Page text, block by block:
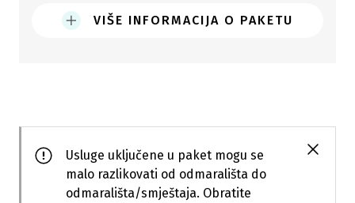
VIŠE INFORMACIJA O PAKETU
Usluge uključene u paket mogu se
malo razlikovati od odmarališta do
odmarališta/smještaja. Obratite